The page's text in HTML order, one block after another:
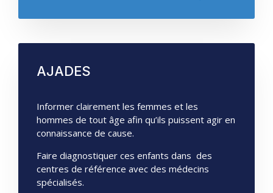
AJADES
Informer clairement les femmes et les
hommes de tout âge afin qu’ils puissent agir en
connaissance de cause.
Faire diagnostiquer ces enfants dans des
centres de référence avec des médecins
spécialisés.